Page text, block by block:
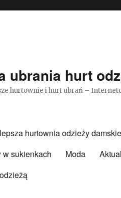
ubrania hurt
hurtownie i hurt ubrań –
hurtownia odzieży
sukienkach
Moda